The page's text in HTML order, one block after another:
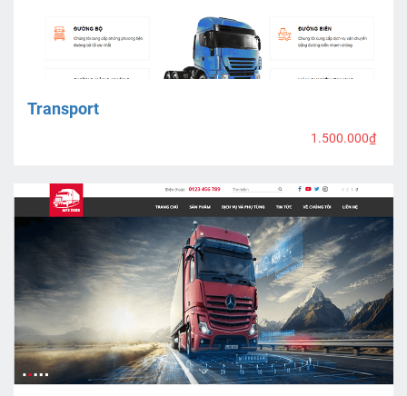
Transport
1.500.000₫